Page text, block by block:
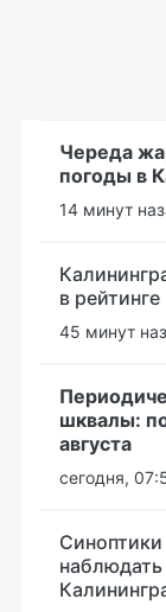
Череда
погоды в
14 минут
в
45 минут
шквалы:
августа
сегодня,
Синоптики
наблюдать